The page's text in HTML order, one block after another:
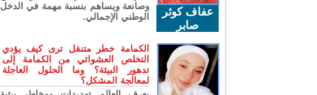
عفاف كوثر
صابر
وصانعة ويساهم بنسبة مهمة في الدخل
الوطني الإجمالي.
الكمامة خطر متنقل ترى كيف يؤدي
التخلص العشوائي من الكمامة إلى
تدهور البيئة؟ وما الحلول العاجلة
لمعالجة المشكل؟